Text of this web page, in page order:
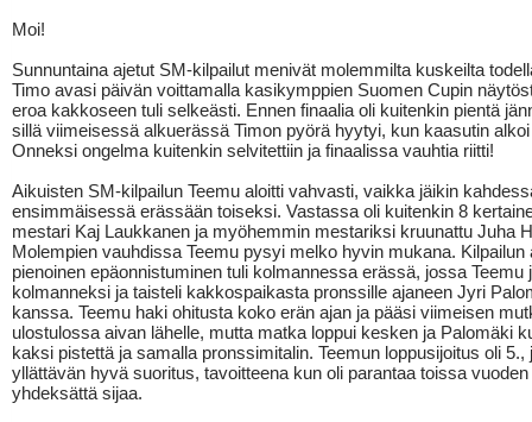
Moi!
Sunnuntaina ajetut SM-kilpailut menivät molemmilta kuskeilta
Timo avasi päivän voittamalla kasikymppien Suomen Cupin
eroa kakkoseen tuli selkeästi. Ennen finaalia oli kuitenkin pientä
sillä viimeisessä alkuerässä Timon pyörä hyytyi, kun kaasutin
Onneksi ongelma kuitenkin selvitettiin ja finaalissa vauhtia riitti!
Aikuisten SM-kilpailun Teemu aloitti vahvasti, vaikka jäikin
ensimmäisessä erässään toiseksi. Vastassa oli kuitenkin 8
mestari Kaj Laukkanen ja myöhemmin mestariksi kruunattu Juha
Molempien vauhdissa Teemu pysyi melko hyvin mukana. Kilpailun
pienoinen epäonnistuminen tuli kolmannessa erässä, jossa Teemu
kolmanneksi ja taisteli kakkospaikasta pronssille ajaneen Jyri
kanssa. Teemu haki ohitusta koko erän ajan ja pääsi viimeisen
ulostulossa aivan lähelle, mutta matka loppui kesken ja Palomäki
kaksi pistettä ja samalla pronssimitalin. Teemun loppusijoitus oli 5.,
yllättävän hyvä suoritus, tavoitteena kun oli parantaa toissa vuoden
yhdeksättä sijaa.